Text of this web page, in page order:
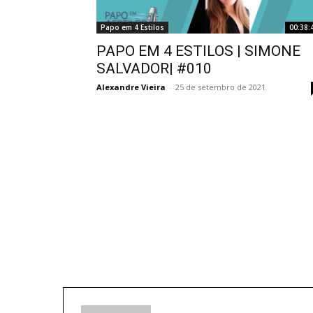
Papo em 4 Estilos
PAPO EM 4 ESTILOS | SIMONE
SALVADOR| #010
Alexandre Vieira - 25 de setembro de 2021